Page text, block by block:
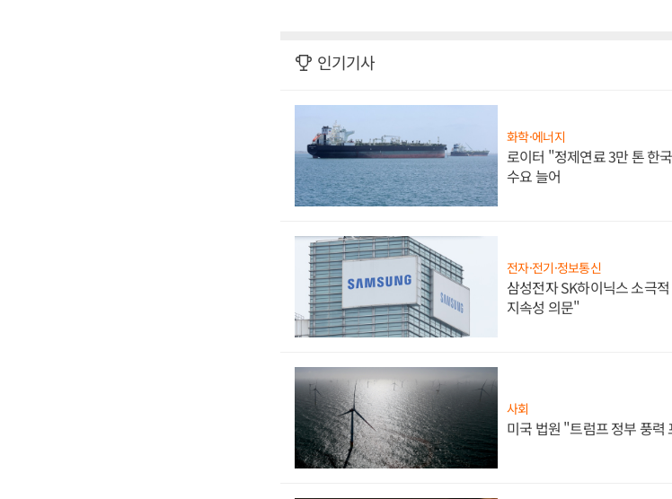
인기기사
화학·에너지
로이터 "정제연료 3만 톤 한
수요 늘어
전자·전기·정보통신
삼성전자 SK하이닉스 소극
지속성 의문"
사회
미국 법원 "트럼프 정부 풍력